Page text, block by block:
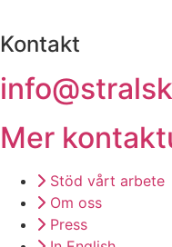
Kontakt
Mer
Stöd vårt arbete
Om oss
Press